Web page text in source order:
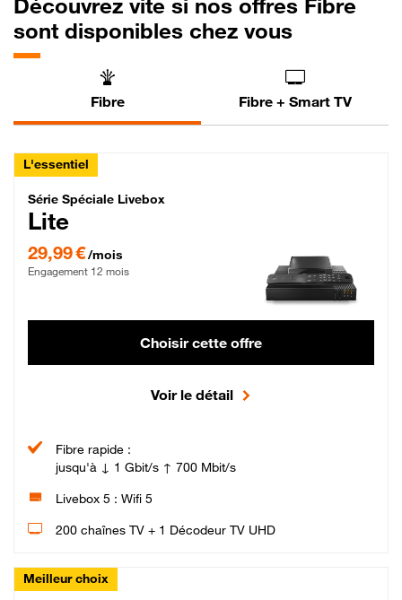
Découvrez vite si nos offres Fibre
sont disponibles chez vous
Fibre Fibre + Smart TV
L'essentiel
Série Spéciale Livebox Lite Fibre
Série Spéciale Livebox
Lite
29,99 €/mois
Engagement 12 mois
Choisir cette offre
Voir le détail
Fibre rapide :
jusqu'à ↓ 1 Gbit/s ↑ 700 Mbit/s
Livebox 5 : Wifi 5
200 chaînes TV + 1 Décodeur TV UHD
Meilleur choix